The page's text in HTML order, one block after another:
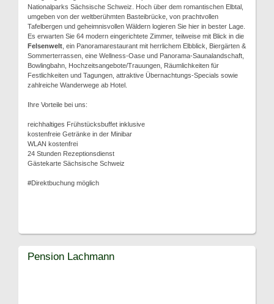
Nationalparks Sächsische Schweiz. Hoch über dem romantischen Elbtal,
umgeben von der weltberühmten Basteibrücke, von prachtvollen
Tafelbergen und geheimnisvollen Wäldern logieren Sie hier in bester Lage.
Es erwarten Sie 64 modern eingerichtete Zimmer, teilweise mit Blick in die
Felsenwelt , ein Panoramarestaurant mit herrlichem Elbblick, Biergärten &
Sommerterrassen, eine Wellness-Oase und Panorama-Saunalandschaft,
Bowlingbahn, Hochzeitsangebote/Trauungen, Räumlichkeiten für
Festlichkeiten und Tagungen, attraktive Übernachtungs-Specials sowie
zahlreiche Wanderwege ab Hotel.
Ihre Vorteile bei uns:
reichhaltiges Frühstücksbuffet inklusive
kostenfreie Getränke in der Minibar
WLAN kostenfrei
24 Stunden Rezeptionsdienst
Gästekarte Sächsische Schweiz
#Direktbuchung möglich
Pension Lachmann